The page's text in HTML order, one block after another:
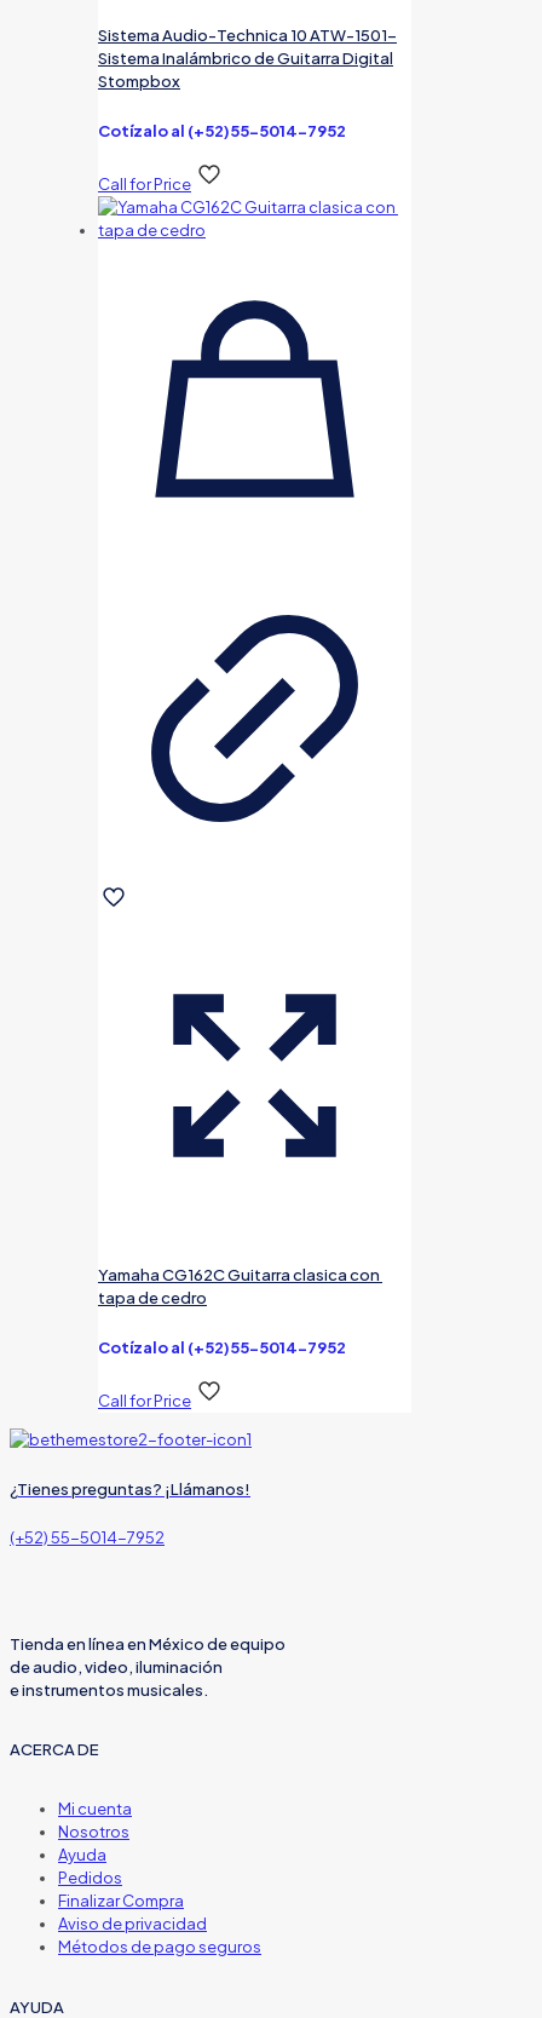
Sistema Audio-Technica 10 ATW-1501-
Sistema Inalámbrico de Guitarra Digital
Stompbox
Cotízalo al (+52)55-5014-7952
Call for Price
Yamaha CG162C Guitarra clasica con
tapa de cedro
Cotízalo al (+52)55-5014-7952
Call for Price
¿Tienes preguntas? ¡Llámanos!
(+52) 55-5014-7952
Tienda en línea en México de equipo
de audio, video, iluminación
e instrumentos musicales.
ACERCA DE
Mi cuenta
Nosotros
Ayuda
Pedidos
Finalizar Compra
Aviso de privacidad
Métodos de pago seguros
AYUDA